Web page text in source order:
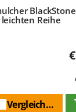
Reihe
Vergleichen Sie